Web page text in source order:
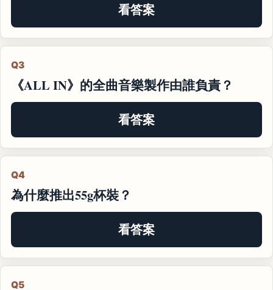
看答案
Q3
《ALL IN》的全曲音樂製作由誰負責？
看答案
Q4
為什麼推出55g杯裝？
看答案
Q5